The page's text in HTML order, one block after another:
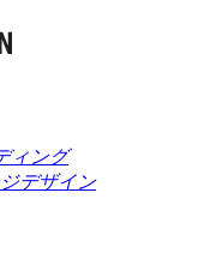
ィング
デザイン